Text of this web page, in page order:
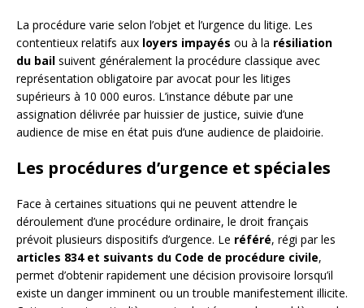
La procédure varie selon l’objet et l’urgence du litige. Les
contentieux relatifs aux loyers impayés ou à la résiliation
du bail suivent généralement la procédure classique avec
représentation obligatoire par avocat pour les litiges
supérieurs à 10 000 euros. L’instance débute par une
assignation délivrée par huissier de justice, suivie d’une
audience de mise en état puis d’une audience de plaidoirie.
Les procédures d’urgence et spéciales
Face à certaines situations qui ne peuvent attendre le
déroulement d’une procédure ordinaire, le droit français
prévoit plusieurs dispositifs d’urgence. Le référé, régi par les
articles 834 et suivants du Code de procédure civile,
permet d’obtenir rapidement une décision provisoire lorsqu’il
existe un danger imminent ou un trouble manifestement illicite.